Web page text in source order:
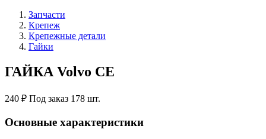
Запчасти
Крепеж
Крепежные детали
Гайки
ГАЙКА Volvo CE
240 ₽ Под заказ 178 шт.
Основные характеристики